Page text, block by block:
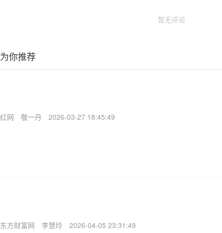
暂无评论
为你推荐
红网 敬一丹 2026-03-27 18:45:49
东方财富网 李慧玲 2026-04-05 23:31:49